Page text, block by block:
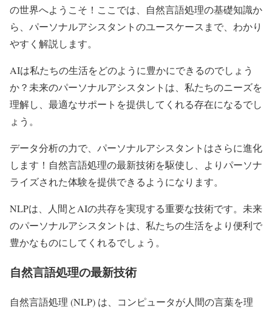
の世界へようこそ！ここでは、自然言語処理の基礎知識か
ら、パーソナルアシスタントのユースケースまで、わかり
やすく解説します。
AIは私たちの生活をどのように豊かにできるのでしょう
か？未来のパーソナルアシスタントは、私たちのニーズを
理解し、最適なサポートを提供してくれる存在になるでし
ょう。
データ分析の力で、パーソナルアシスタントはさらに進化
します！自然言語処理の最新技術を駆使し、よりパーソナ
ライズされた体験を提供できるようになります。
NLPは、人間とAIの共存を実現する重要な技術です。未来
のパーソナルアシスタントは、私たちの生活をより便利で
豊かなものにしてくれるでしょう。
自然言語処理の最新技術
自然言語処理 (NLP) は、コンピュータが人間の言葉を理